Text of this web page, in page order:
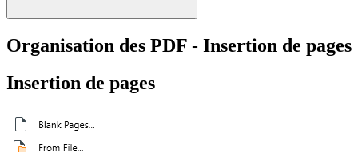
Organisation des PDF - Insertion de pages
Insertion de pages